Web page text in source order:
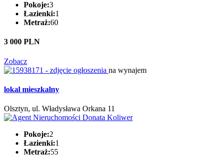
Pokoje:3
Łazienki:1
Metraż:60
3 000 PLN
Zobacz
na wynajem
lokal mieszkalny
Olsztyn, ul. Władysława Orkana 11
Pokoje:2
Łazienki:1
Metraż:55